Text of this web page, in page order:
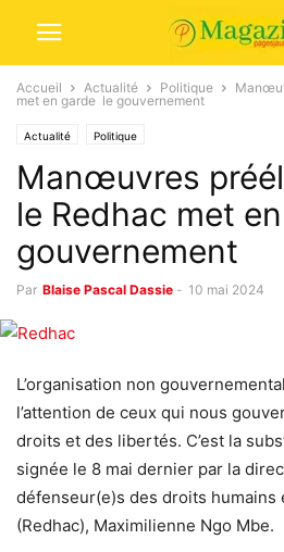
Accueil Actualité Politique
met en garde le gouvernement
Actualité Politique
Manœuvres
le Redhac met
gouvernement
Par Blaise Pascal Dassie - 10 mai 2024
L’organisation non
l’attention de ceux qui nous
droits et des libertés. C’est la
signée le 8 mai dernier par la
défenseur(e)s des droits humains
(Redhac), Maximilienne Ngo Mbe.